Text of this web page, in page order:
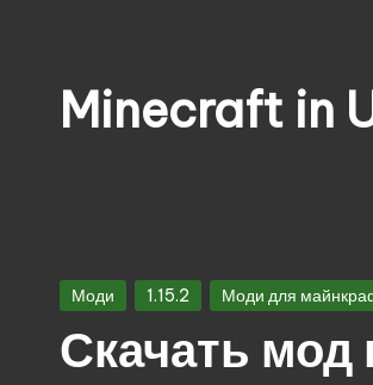
Minecraft in
Майнкрафт:
моби,
зброя,
Опубліковано
Моди 1.15.2 Моди для
Скачать мод